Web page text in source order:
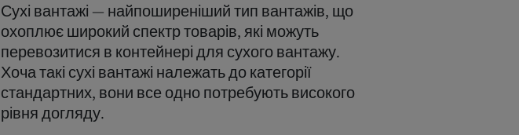
Сухі вантажі — найпоширеніший тип вантажів, що
охоплює широкий спектр товарів, які можуть
перевозитися в контейнері для сухого вантажу.
Хоча такі сухі вантажі належать до категорії
стандартних, вони все одно потребують високого
рівня догляду.